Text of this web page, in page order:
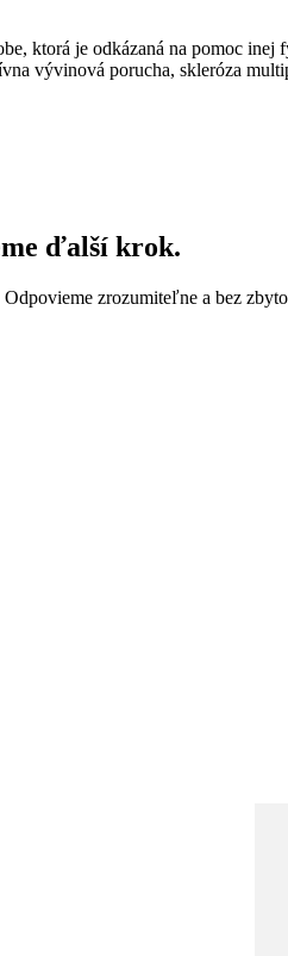
ktorá je odkázaná na pomoc
vývinová porucha, skleróza
ďalší krok.
zrozumiteľne a bez